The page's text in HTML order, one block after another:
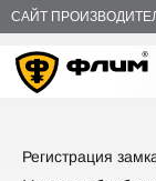
САЙТ
Регистрация